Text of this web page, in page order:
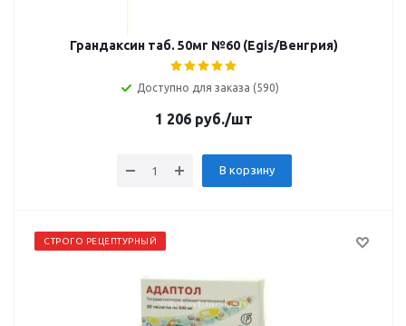
Грандаксин таб. 50мг №60 (Egis/Венгрия)
Доступно для заказа (590)
1 206 руб./шт
В корзину
СТРОГО РЕЦЕПТУРНЫЙ